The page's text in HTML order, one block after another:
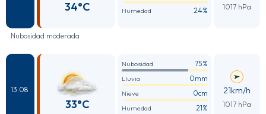
34°C Humedad 24% 1017 hPa
Nubosidad moderada
13.08
33°C
Nubosidad 75%
Lluvia 0mm
Nieve 0cm
Humedad 21%
21km/h
1017 hPa